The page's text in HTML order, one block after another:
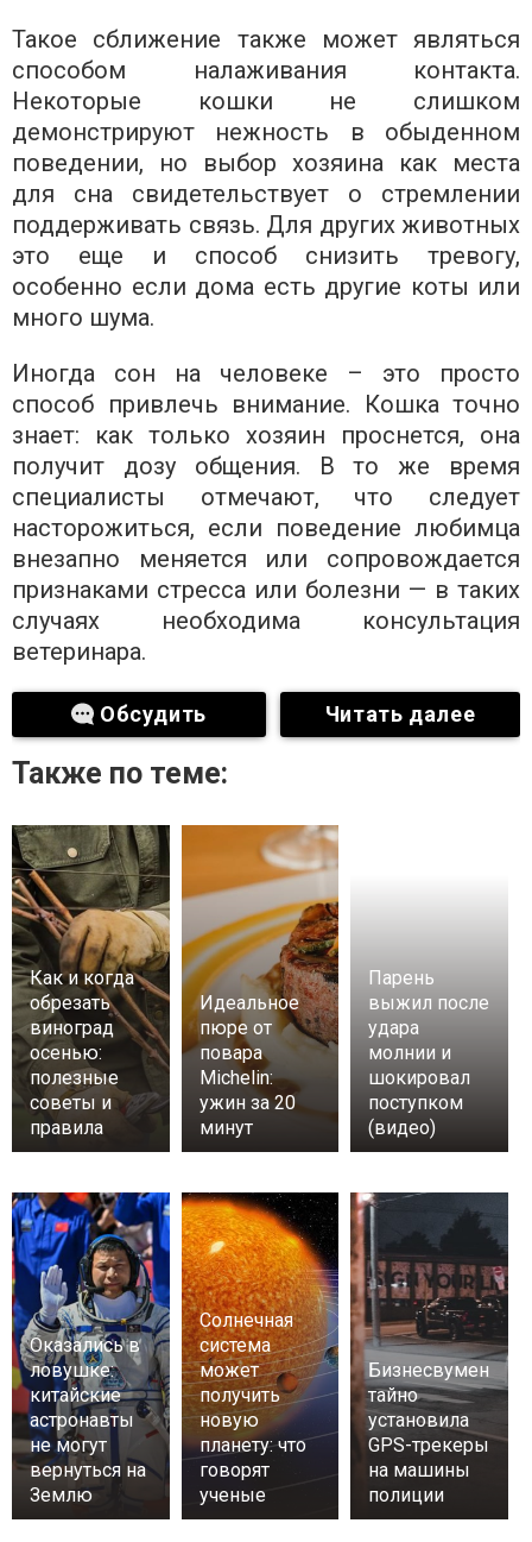
Такое сближение также может являться
способом налаживания контакта.
Некоторые кошки не слишком
демонстрируют нежность в обыденном
поведении, но выбор хозяина как места
для сна свидетельствует о стремлении
поддерживать связь. Для других животных
это еще и способ снизить тревогу,
особенно если дома есть другие коты или
много шума.
Иногда сон на человеке – это просто
способ привлечь внимание. Кошка точно
знает: как только хозяин проснется, она
получит дозу общения. В то же время
специалисты отмечают, что следует
насторожиться, если поведение любимца
внезапно меняется или сопровождается
признаками стресса или болезни — в таких
случаях необходима консультация
ветеринара.
Обсудить Читать далее
Также по теме:
Как и когда
обрезать
виноград
осенью:
полезные
советы и
правила
Идеальное
пюре от
повара
Michelin:
ужин за 20
минут
Парень
выжил после
удара
молнии и
шокировал
поступком
(видео)
Оказались в
ловушке:
китайские
астронавты
не могут
вернуться на
Землю
Солнечная
система
может
получить
новую
планету: что
говорят
ученые
Бизнесвумен
тайно
установила
GPS-трекеры
на машины
полиции